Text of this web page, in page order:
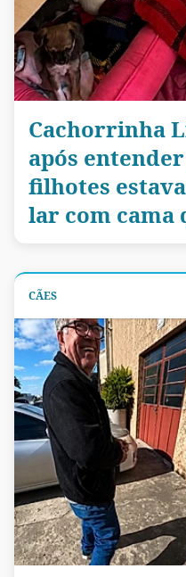
Cachorrinha
após
filhotes
lar com cama
CÃES